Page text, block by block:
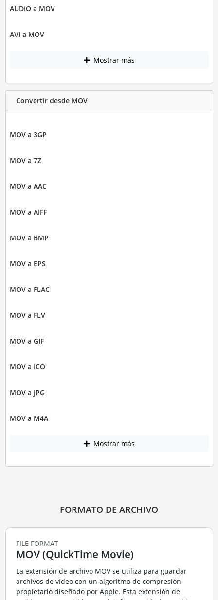
AUDIO a MOV
AVI a MOV
Mostrar más
Convertir desde MOV
MOV a 3GP
MOV a 7Z
MOV a AAC
MOV a AIFF
MOV a BMP
MOV a EPS
MOV a FLAC
MOV a FLV
MOV a GIF
MOV a ICO
MOV a JPG
MOV a M4A
Mostrar más
FORMATO DE ARCHIVO
FILE FORMAT
MOV (QuickTime Movie)
La extensión de archivo MOV se utiliza para guardar
archivos de vídeo con un algoritmo de compresión
propietario diseñado por Apple. Esta extensión de